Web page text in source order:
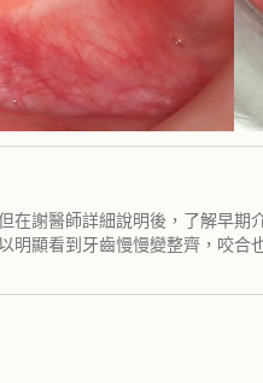
謝醫師詳細說明後，了解早
顯看到牙齒慢慢變整齊，咬